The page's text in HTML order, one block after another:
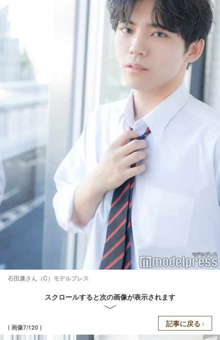
石田廉さん（C）モデルプレス
スクロールすると次の画像が表示されます
( 画像7/120 ) 記事に戻る